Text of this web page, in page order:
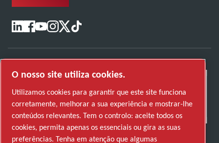
O nosso site utiliza cookies.
Utilizamos cookies para garantir que este site funciona
corretamente, melhorar a sua experiência e mostrar-lhe
conteúdos relevantes. Tem o controlo: aceite todos os
cookies, permita apenas os essenciais ou gira as suas
preferências. Tenha em atenção que algumas